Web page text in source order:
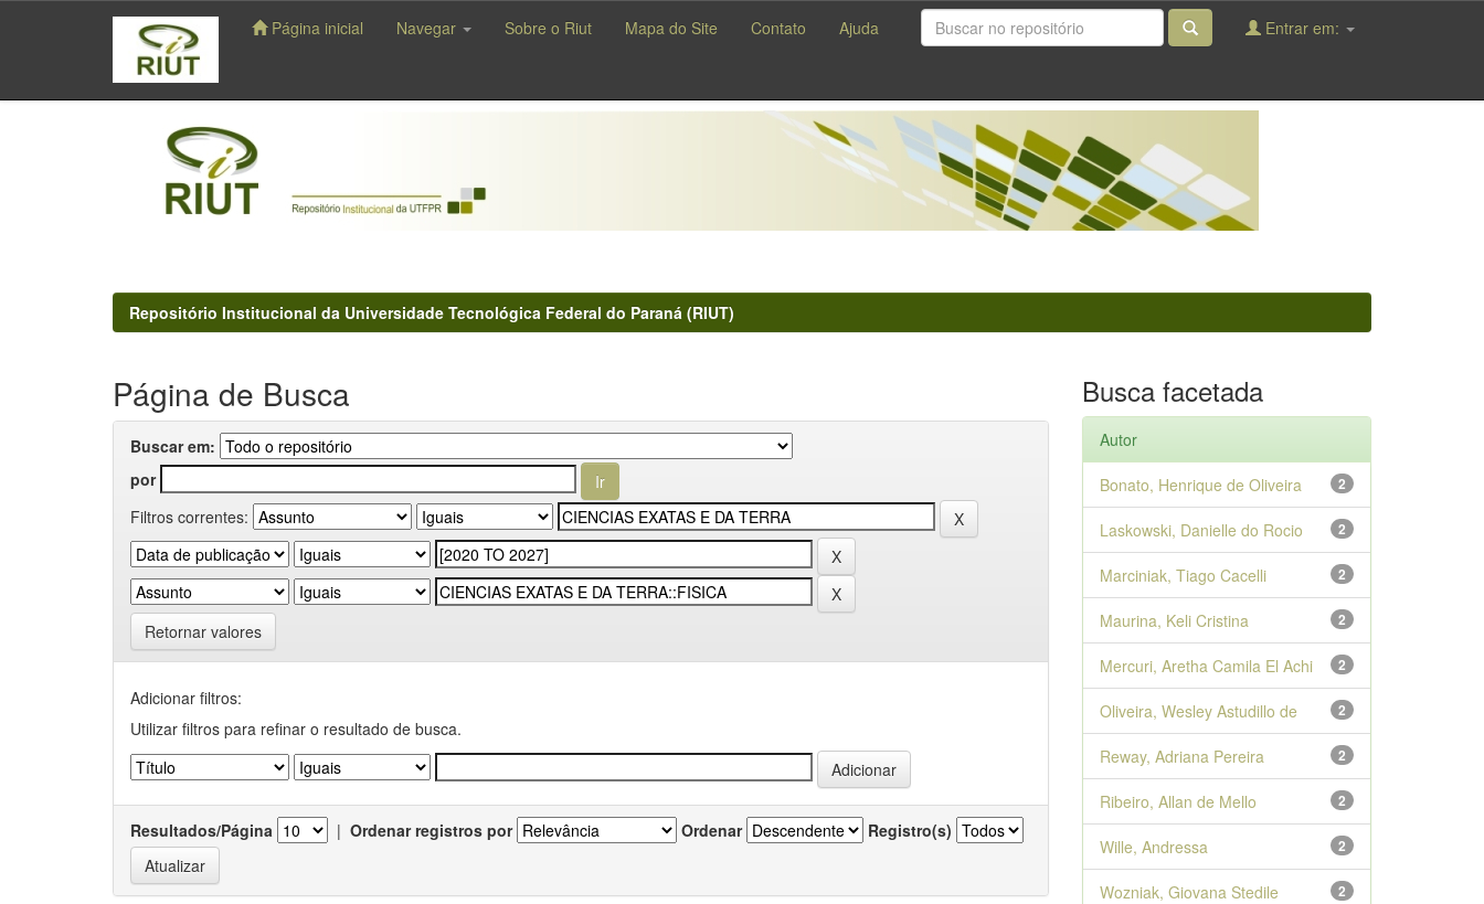
navigation
Página inicial Navegar Sobre o Riut Mapa do Site Contato Ajuda Entrar em:
Repositório Institucional da Universidade Tecnológica Federal do Paraná (RIUT)
Página de Busca
Buscar em:
por
Filtros correntes:
Retornar valores
Adicionar filtros:
Utilizar filtros para refinar o resultado de busca.
Resultados/Página | Ordenar registros por Ordenar Registro(s)
Busca facetada
Autor
2
Bonato, Henrique de Oliveira
2
Laskowski, Danielle do Rocio
2
Marciniak, Tiago Cacelli
2
Maurina, Keli Cristina
2
Mercuri, Aretha Camila El Achi
2
Oliveira, Wesley Astudillo de
2
Reway, Adriana Pereira
2
Ribeiro, Allan de Mello
2
Wille, Andressa
2
Wozniak, Giovana Stedile